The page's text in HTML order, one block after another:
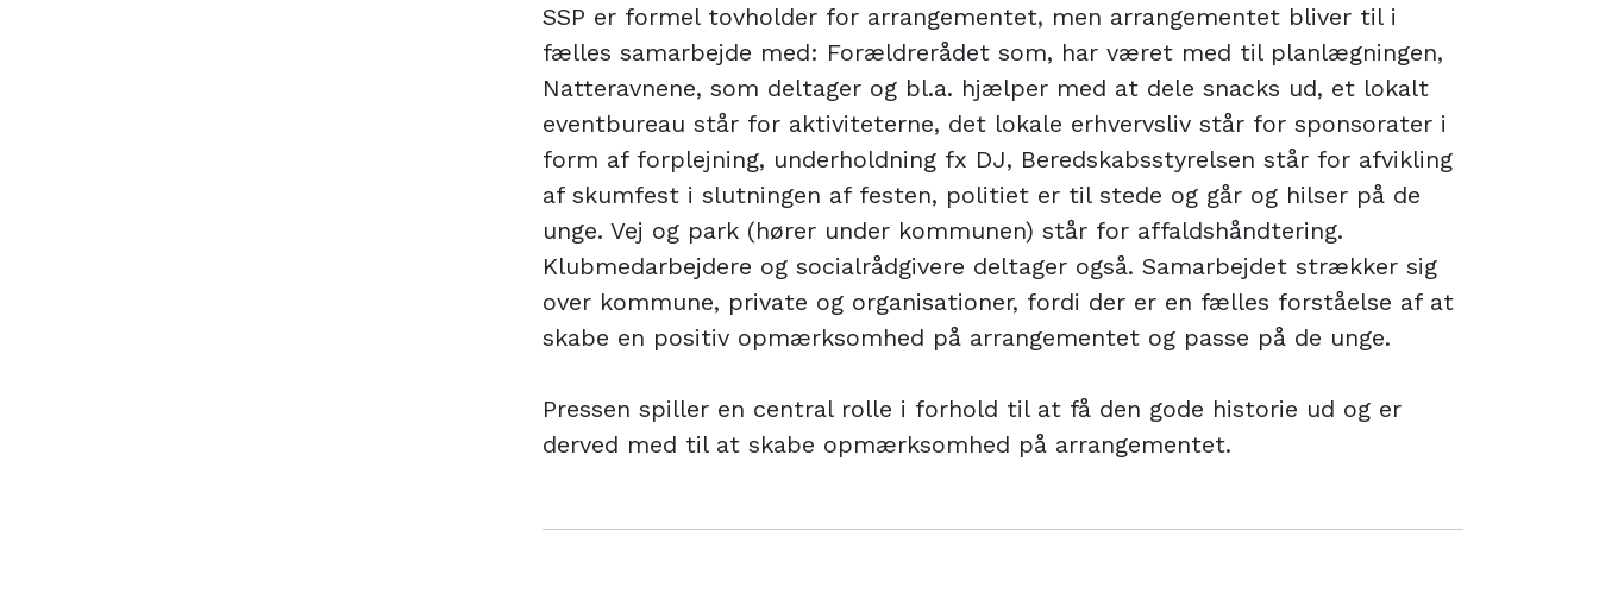
SSP er formel tovholder for arrangementet, men arrangementet bliver til i
fælles samarbejde med: Forældrerådet som, har været med til planlægningen,
Natteravnene, som deltager og bl.a. hjælper med at dele snacks ud, et lokalt
eventbureau står for aktiviteterne, det lokale erhvervsliv står for sponsorater i
form af forplejning, underholdning fx DJ, Beredskabsstyrelsen står for afvikling
af skumfest i slutningen af festen, politiet er til stede og går og hilser på de
unge. Vej og park (hører under kommunen) står for affaldshåndtering.
Klubmedarbejdere og socialrådgivere deltager også. Samarbejdet strækker sig
over kommune, private og organisationer, fordi der er en fælles forståelse af at
skabe en positiv opmærksomhed på arrangementet og passe på de unge.
Pressen spiller en central rolle i forhold til at få den gode historie ud og er
derved med til at skabe opmærksomhed på arrangementet.